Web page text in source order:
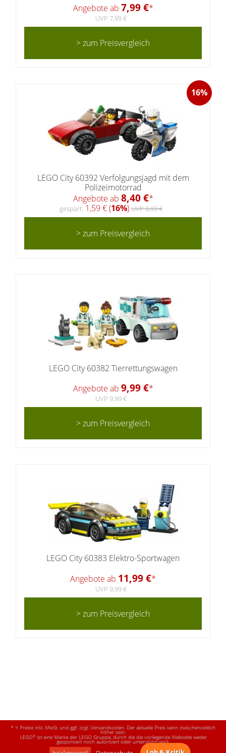
Angebote ab 7,99 €*
UVP 7,99 €
> zum Preisvergleich
16%
LEGO City 60392 Verfolgungsjagd mit dem
Polizeimotorrad
Angebote ab 8,40 €*
gespart: 1,59 € (16%) UVP 9,99 €
> zum Preisvergleich
LEGO City 60382 Tierrettungswagen
Angebote ab 9,99 €*
UVP 9,99 €
> zum Preisvergleich
LEGO City 60383 Elektro-Sportwagen
Angebote ab 11,99 €*
UVP 9,99 €
> zum Preisvergleich
* = Preise inkl. MwSt. und ggf. zzgl. Versandkosten. Der aktuelle Preis kann zwischenzeitlich
höher sein.
LEGO®ist eine Marke der LEGO Gruppe, durch die die vorliegende Webseite weder
gesponsert noch autorisiert oder unterstützt wird.
®